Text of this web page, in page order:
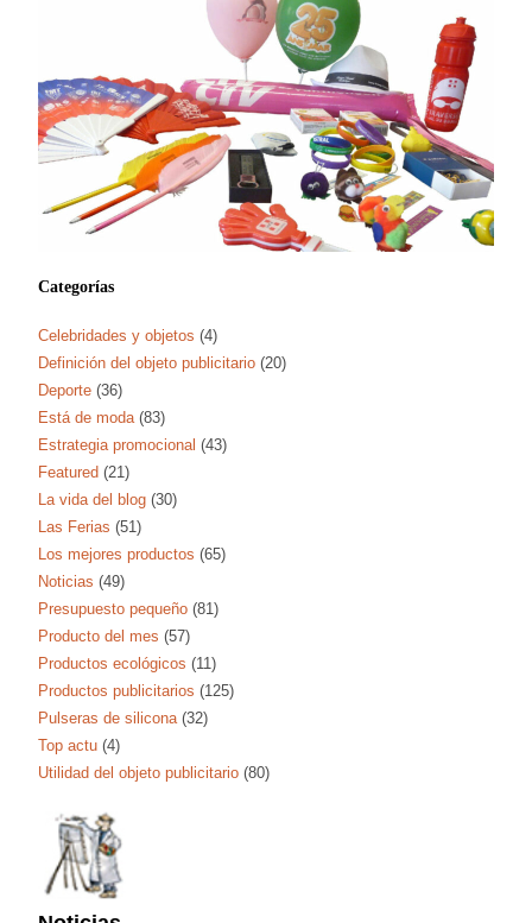
Categorías
Celebridades y objetos (4)
Definición del objeto publicitario (20)
Deporte (36)
Está de moda (83)
Estrategia promocional (43)
Featured (21)
La vida del blog (30)
Las Ferias (51)
Los mejores productos (65)
Noticias (49)
Presupuesto pequeño (81)
Producto del mes (57)
Productos ecológicos (11)
Productos publicitarios (125)
Pulseras de silicona (32)
Top actu (4)
Utilidad del objeto publicitario (80)